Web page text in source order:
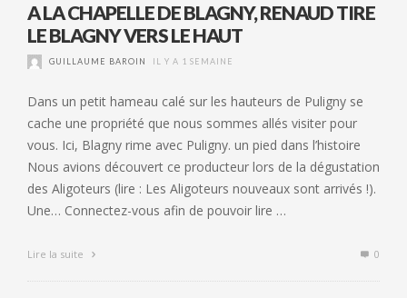
A LA CHAPELLE DE BLAGNY, RENAUD TIRE
LE BLAGNY VERS LE HAUT
GUILLAUME BAROIN IL Y A 1 SEMAINE
Dans un petit hameau calé sur les hauteurs de Puligny se
cache une propriété que nous sommes allés visiter pour
vous. Ici, Blagny rime avec Puligny. un pied dans l’histoire
Nous avions découvert ce producteur lors de la dégustation
des Aligoteurs (lire : Les Aligoteurs nouveaux sont arrivés !).
Une… Connectez-vous afin de pouvoir lire …
Lire la suite 0